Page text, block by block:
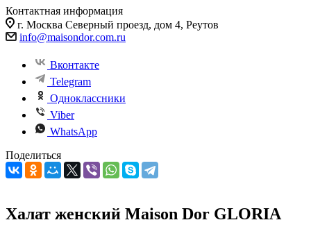
Контактная информация
г. Москва Северный проезд, дом 4, Реутов
info@maisondor.com.ru
Вконтакте
Telegram
Одноклассники
Viber
WhatsApp
Поделиться
Халат женский Maison Dor GLORIA